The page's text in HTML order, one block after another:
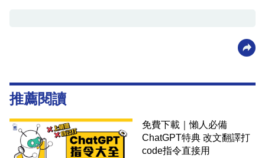
推薦閱讀
免費下載｜懶人必備
ChatGPT特典 改文翻譯打
code指令直接用